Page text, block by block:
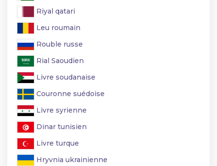
Riyal qatari
Leu roumain
Rouble russe
Rial Saoudien
Livre soudanaise
Couronne suédoise
Livre syrienne
Dinar tunisien
Livre turque
Hryvnia ukrainienne